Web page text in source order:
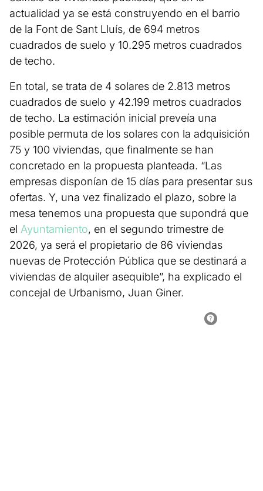
actualidad ya se está construyendo en el barrio
de la Font de Sant Lluís, de 694 metros
cuadrados de suelo y 10.295 metros cuadrados
de techo.
En total, se trata de 4 solares de 2.813 metros
cuadrados de suelo y 42.199 metros cuadrados
de techo. La estimación inicial preveía una
posible permuta de los solares con la adquisición
75 y 100 viviendas, que finalmente se han
concretado en la propuesta planteada. “Las
empresas disponían de 15 días para presentar sus
ofertas. Y, una vez finalizado el plazo, sobre la
mesa tenemos una propuesta que supondrá que
el Ayuntamiento, en el segundo trimestre de
2026, ya será el propietario de 86 viviendas
nuevas de Protección Pública que se destinará a
viviendas de alquiler asequible”, ha explicado el
concejal de Urbanismo, Juan Giner.